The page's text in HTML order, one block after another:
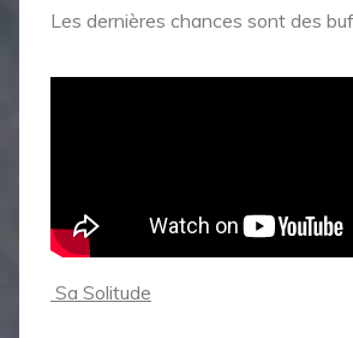
Les dernières chances sont des
Sa Solitude